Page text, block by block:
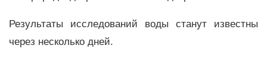
Результаты исследований воды станут известны
через несколько дней.